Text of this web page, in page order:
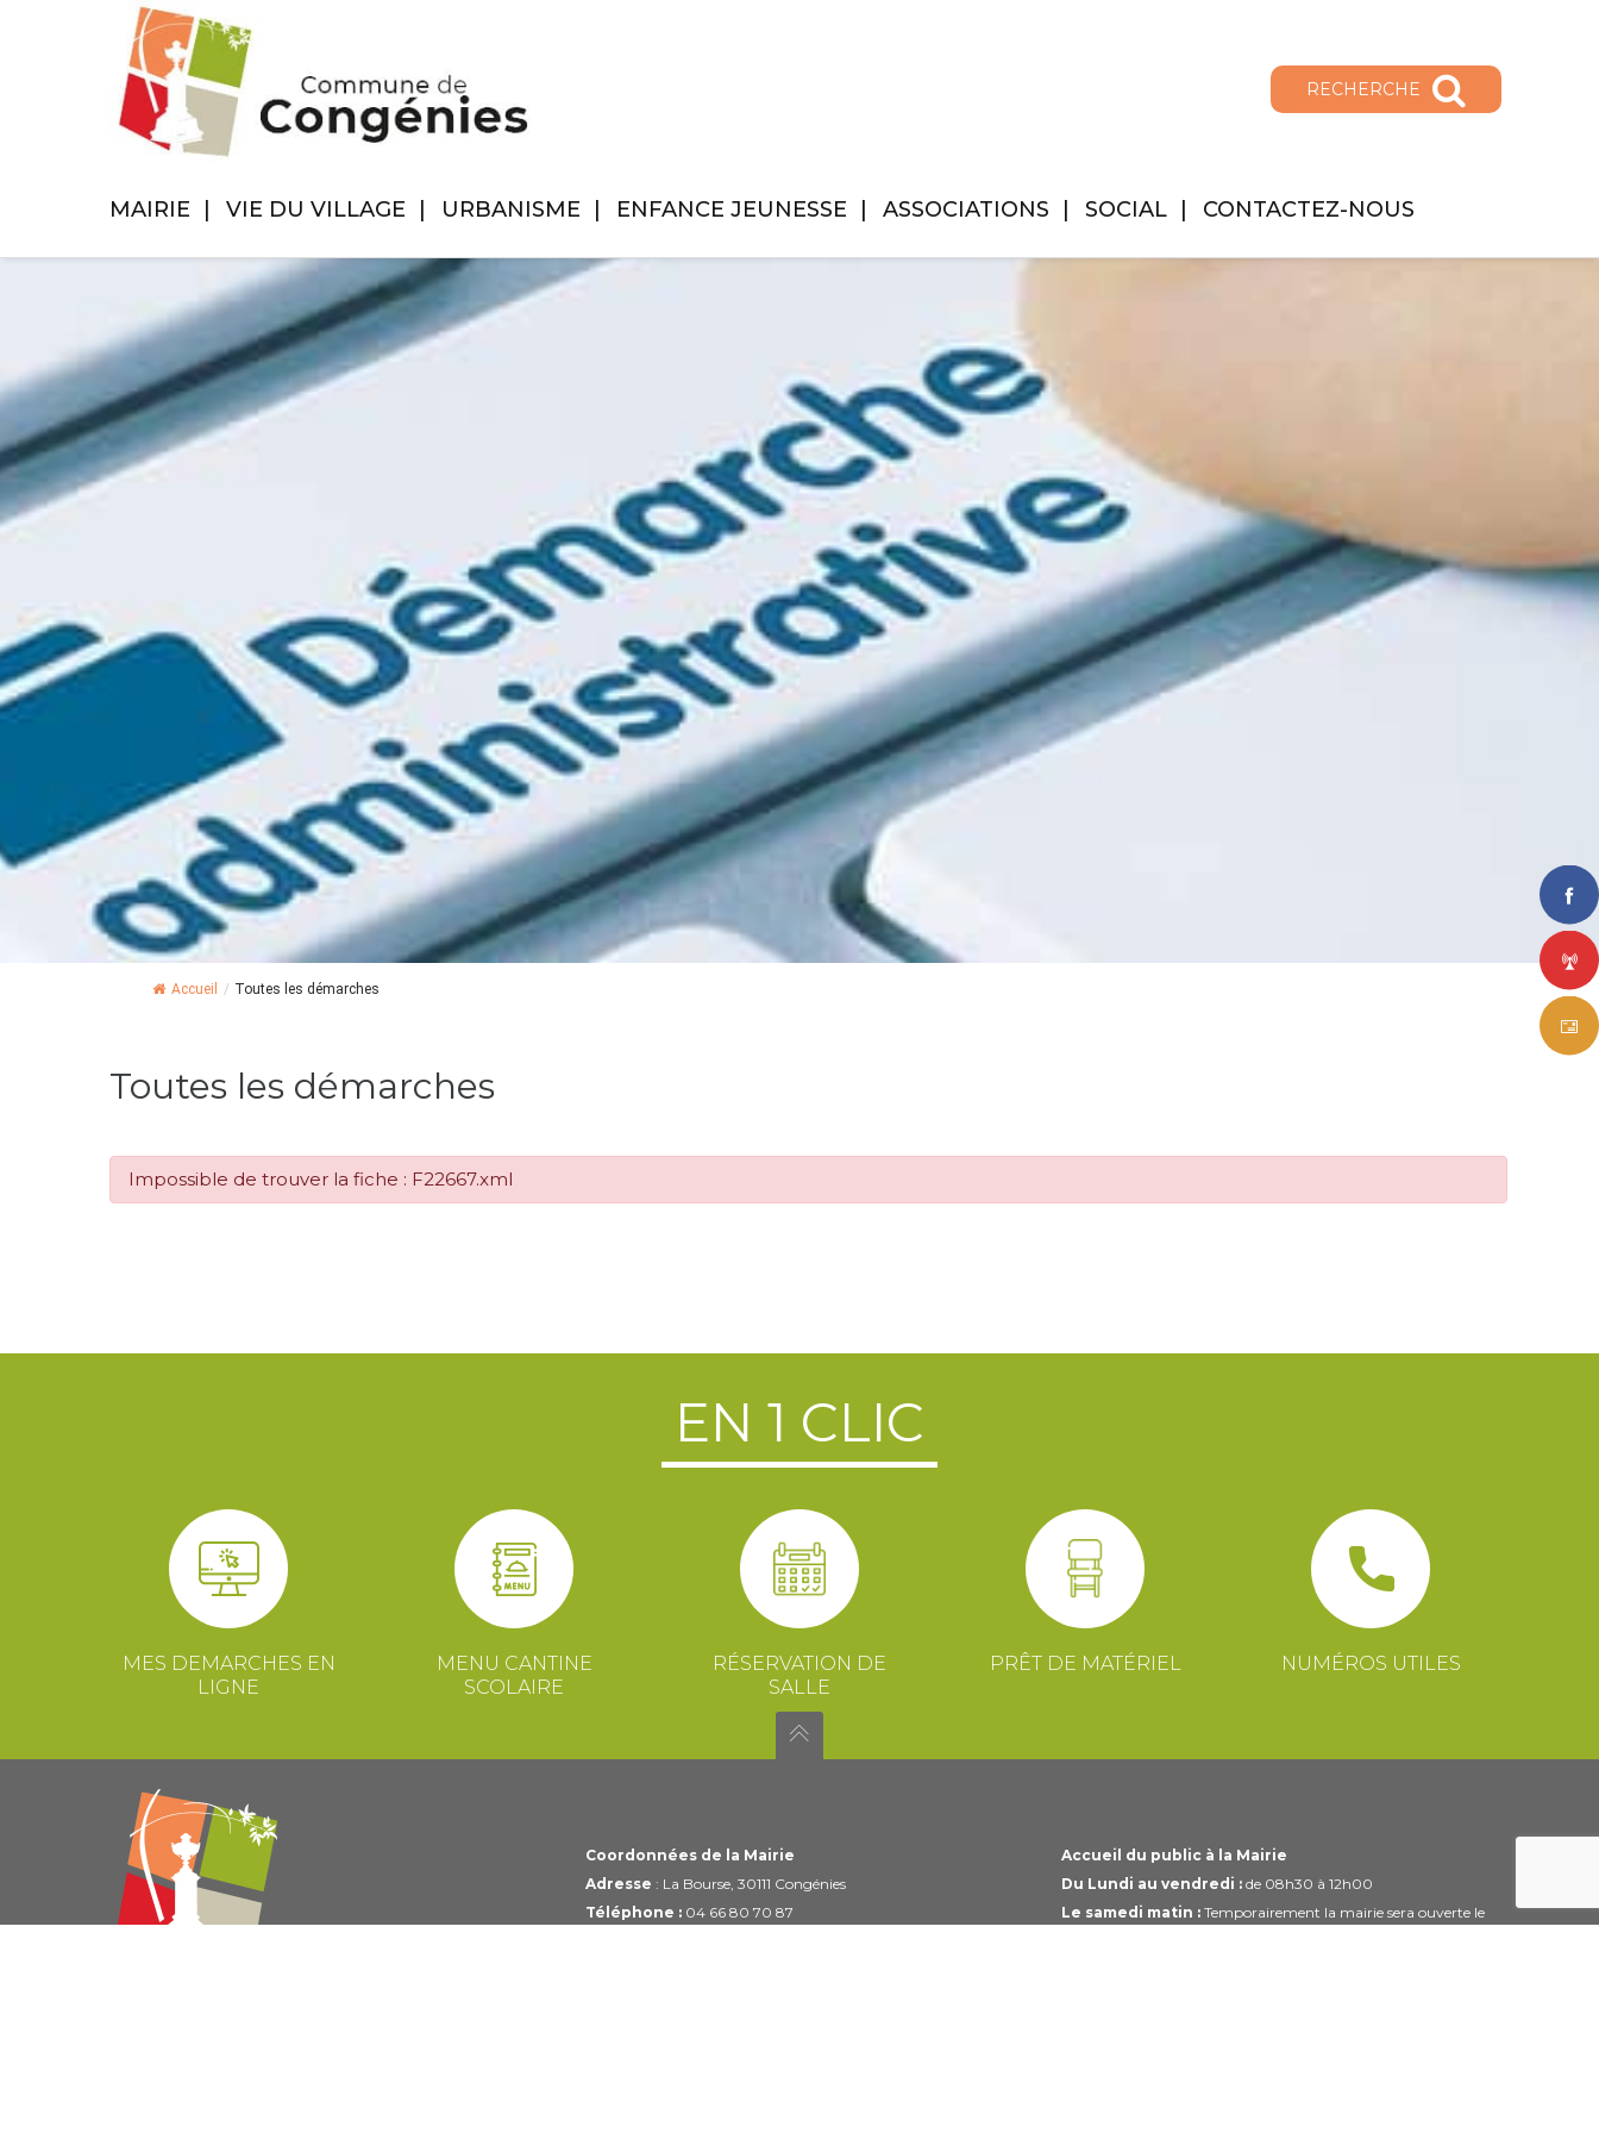
RECHERCHE
MAIRIE VIE DU VILLAGE URBANISME ENFANCE JEUNESSE ASSOCIATIONS SOCIAL CONTACTEZ-NOUS
Accueil / Toutes les démarches
Toutes les démarches
Impossible de trouver la fiche : F22667.xml
EN 1 CLIC
MES DEMARCHES EN
LIGNE
MENU CANTINE
SCOLAIRE
RÉSERVATION DE
SALLE
PRÊT DE MATÉRIEL NUMÉROS UTILES
Coordonnées de la Mairie
Adresse : La Bourse, 30111 Congénies
Téléphone :04 66 80 70 87
Accueil du public à la Mairie
Du Lundi au vendredi :de 08h30 à 12h00
Le samedi matin :Temporairement la mairie sera ouverte le